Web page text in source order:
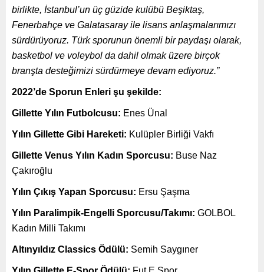
birlikte, İstanbul’un üç güzide kulübü Beşiktaş,
Fenerbahçe ve Galatasaray ile lisans anlaşmalarımızı
sürdürüyoruz. Türk sporunun önemli bir paydaşı olarak,
basketbol ve voleybol da dahil olmak üzere birçok
branşta desteğimizi sürdürmeye devam ediyoruz.”
2022’de Sporun Enleri şu şekilde:
Gillette Yılın Futbolcusu: Enes Ünal
Yılın Gillette Gibi Hareketi: Kulüpler Birliği Vakfı
Gillette Venus Yılın Kadın Sporcusu: Buse Naz
Çakıroğlu
Yılın Çıkış Yapan Sporcusu: Ersu Şaşma
Yılın Paralimpik-Engelli Sporcusu/Takımı: GOLBOL
Kadın Milli Takımı
Altınyıldız Classics Ödülü: Semih Saygıner